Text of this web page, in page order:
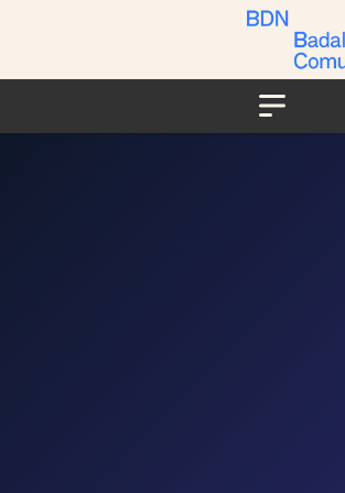
Menu